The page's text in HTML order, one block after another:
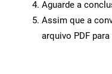
Aguarde a
Assim que a
arquivo PDF